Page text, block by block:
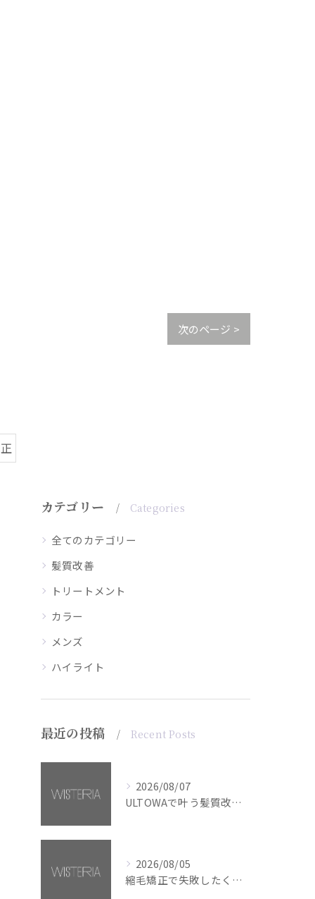
次のページ >
カテゴリー Categories
全てのカテゴリー
髪質改善
トリートメント
カラー
メンズ
ハイライト
最近の投稿 Recent Posts
2026/08/07
ULTOWAで叶う髪質改善美髪カラー【銀座・美容室WISTERIA】
2026/08/05
縮毛矯正で失敗したくない方へ【銀座・美容室WISTERIA】